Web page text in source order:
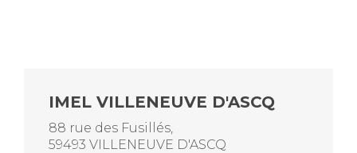
IMEL VILLENEUVE D'ASCQ
88 rue des Fusillés,
59493 VILLENEUVE D'ASCQ